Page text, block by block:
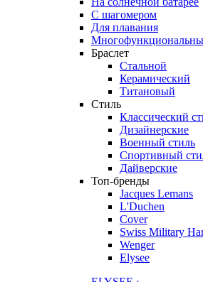
С шагомером
Для плавания
Браслет
Стальной
Керамический
Титановый
Стиль
Классический
Дизайнерские
Военный стиль
Спортивный
Дайверские
Топ-бренды
Jacques Lemans
L'Duchen
Cover
Swiss Military
Wenger
Elysee